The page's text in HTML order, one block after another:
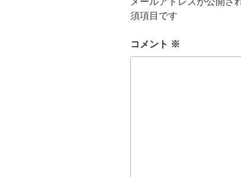
須項目です
コメント ※